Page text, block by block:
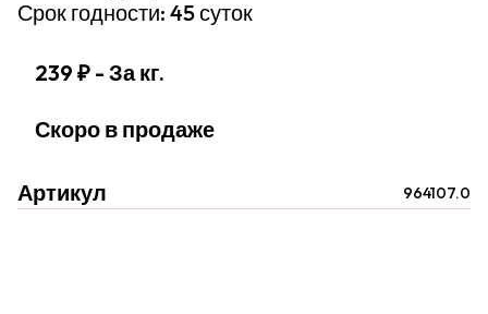
Срок годности: 45 суток
239 ₽ - За кг.
Скоро в продаже
Артикул 964107.0